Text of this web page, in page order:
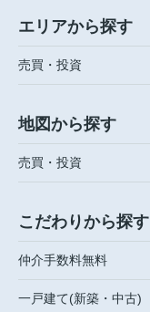
エリアから探す
売買・投資
地図から探す
売買・投資
こだわりから探す
仲介手数料無料
一戸建て(新築・中古)